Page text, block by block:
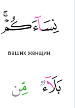
ваших женщин.